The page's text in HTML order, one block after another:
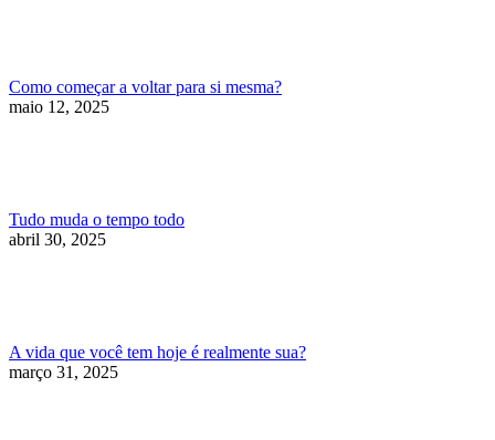
Como começar a voltar para si mesma?
maio 12, 2025
Tudo muda o tempo todo
abril 30, 2025
A vida que você tem hoje é realmente sua?
março 31, 2025